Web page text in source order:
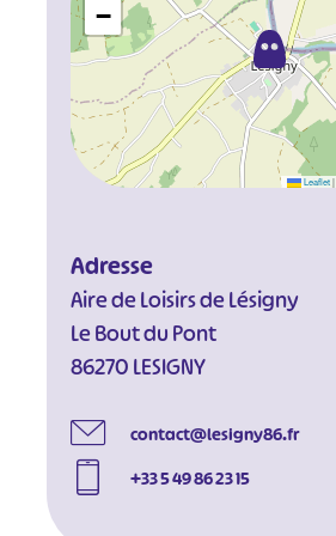
−
Leaflet |
Adresse
Aire de Loisirs de Lésigny
Le Bout du Pont
86270 LESIGNY
contact@lesigny86.fr
+33 5 49 86 23 15